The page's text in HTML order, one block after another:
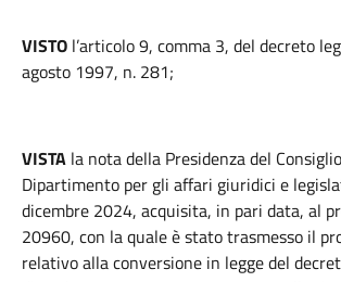
VISTO l’articolo 9, comma 3, del decreto
agosto 1997, n. 281;
VISTA la nota della Presidenza del
Dipartimento per gli affari giuridici e
dicembre 2024, acquisita, in pari data, al
20960, con la quale è stato trasmesso il
relativo alla conversione in legge del